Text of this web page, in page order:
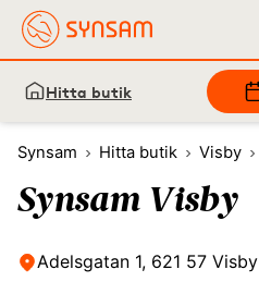
Hitta butik
Synsam Hitta butik Visby
Synsam Visby
Adelsgatan 1, 621 57 Visby